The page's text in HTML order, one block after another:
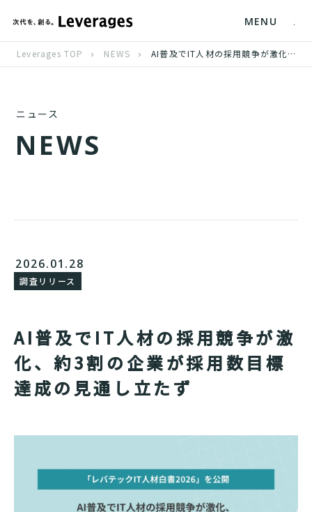
MENU
Leverages TOP NEWS AI普及でIT人材の採用競争が激化、約3割の企業が採用数目標達成の見通し立たず
ニュース
NEWS
2026.01.28
調査リリース
AI普及でIT人材の採用競争が激
化、約3割の企業が採用数目標
達成の見通し立たず